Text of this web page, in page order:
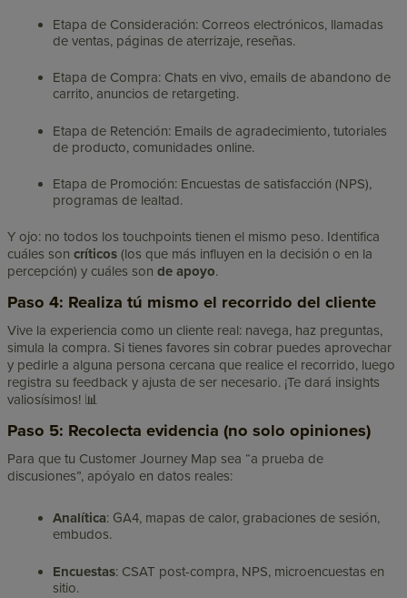
Etapa de Consideración: Correos electrónicos, llamadas
de ventas, páginas de aterrizaje, reseñas.
Etapa de Compra: Chats en vivo, emails de abandono de
carrito, anuncios de retargeting.
Etapa de Retención: Emails de agradecimiento, tutoriales
de producto, comunidades online.
Etapa de Promoción: Encuestas de satisfacción (NPS),
programas de lealtad.
Y ojo: no todos los touchpoints tienen el mismo peso. Identifica
cuáles soncríticos (los que más influyen en la decisión o en la
percepción) y cuáles sonde apoyo.
Paso 4: Realiza tú mismo el recorrido del cliente
Vive la experiencia como un cliente real: navega, haz preguntas,
simula la compra. Si tienes favores sin cobrar puedes aprovechar
y pedirle a alguna persona cercana que realice el recorrido, luego
registra su feedback y ajusta de ser necesario. ¡Te dará insights
valiosísimos! 📊
Paso 5: Recolecta evidencia (no solo opiniones)
Para que tu Customer Journey Map sea “a prueba de
discusiones”, apóyalo en datos reales:
Analítica: GA4, mapas de calor, grabaciones de sesión,
embudos.
Encuestas: CSAT post-compra, NPS, microencuestas en
sitio.